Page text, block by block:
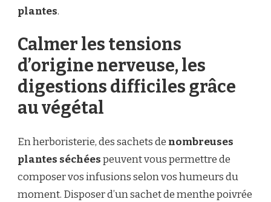
plantes.
Calmer les tensions
d’origine nerveuse, les
digestions difficiles grâce
au végétal
En herboristerie, des sachets de nombreuses
plantes séchéespeuvent vous permettre de
composer vos infusions selon vos humeurs du
moment. Disposer d’un sachet de menthe poivrée